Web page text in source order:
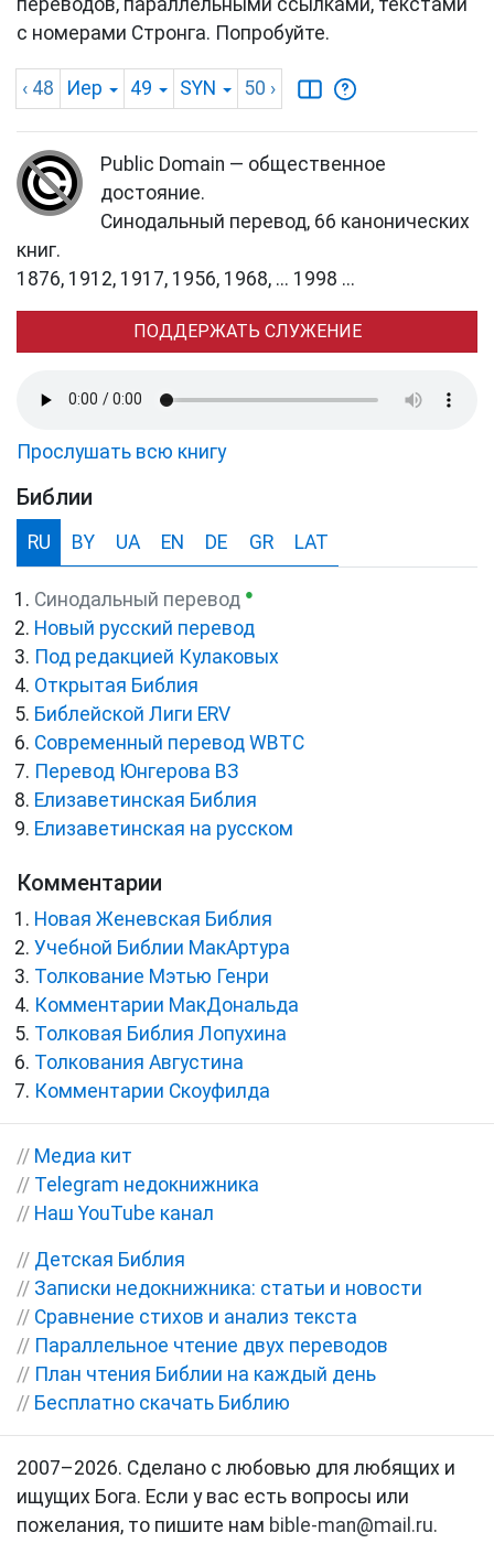
с номерами Стронга. Попробуйте.
‹ 48 Иер 49 SYN 50 ›
Public Domain — общественное
достояние.
Синодальный перевод, 66 канонических
книг.
1876, 1912, 1917, 1956, 1968, ... 1998 ...
ПОДДЕРЖАТЬ СЛУЖЕНИЕ
Прослушать всю книгу
Библии
RU BY UA EN DE GR LAT
Синодальный перевод ●
Новый русский перевод
Под редакцией Кулаковых
Открытая Библия
Библейской Лиги ERV
Cовременный перевод WBTC
Перевод Юнгерова ВЗ
Елизаветинская Библия
Елизаветинская на русском
Комментарии
Новая Женевская Библия
Учебной Библии МакАртура
Толкование Мэтью Генри
Комментарии МакДональда
Толковая Библия Лопухина
Толкования Августина
Комментарии Скоуфилда
// Медиа кит
// Telegram недокнижника
// Наш YouTube канал
// Детская Библия
// Записки недокнижника: статьи и новости
// Сравнение стихов и анализ текста
// Параллельное чтение двух переводов
// План чтения Библии на каждый день
// Бесплатно скачать Библию
2007–2026. Сделано с любовью для любящих и
ищущих Бога. Если у вас есть вопросы или
пожелания, то пишите нам bible-man@mail.ru.